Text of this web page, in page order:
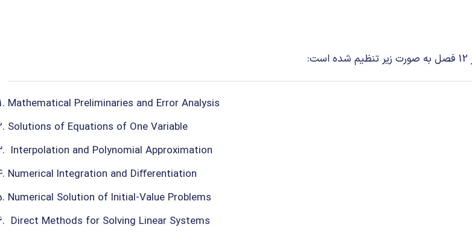
Mathematical Preliminaries and Error Analysis
Solutions of Equations of One Variable
Interpolation and Polynomial Approximation
Numerical Integration and Diﬀerentiation
Numerical Solution of Initial-Value Problems
Direct Methods for Solving Linear Systems